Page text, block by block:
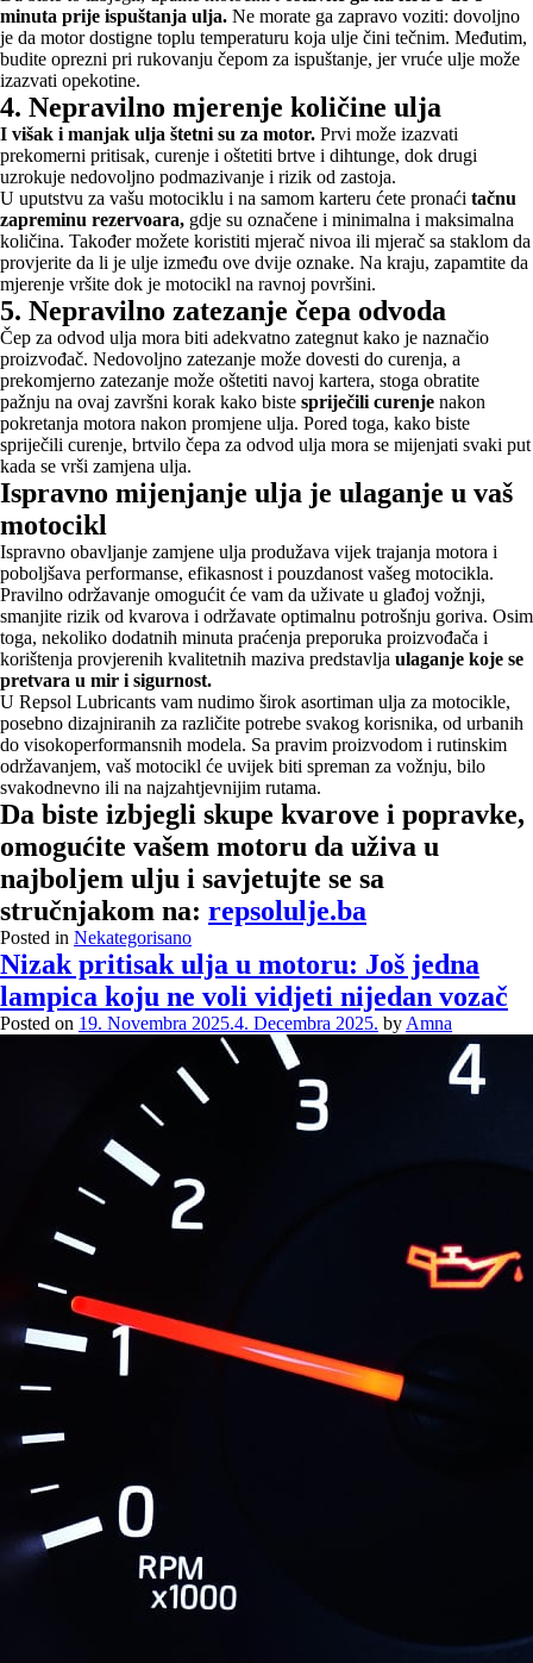
minuta prije ispuštanja ulja. Ne morate ga zapravo voziti: dovoljno
je da motor dostigne toplu temperaturu koja ulje čini tečnim. Međutim,
budite oprezni pri rukovanju čepom za ispuštanje, jer vruće ulje može
izazvati opekotine.
4. Nepravilno mjerenje količine ulja
I višak i manjak ulja štetni su za motor. Prvi može izazvati
prekomerni pritisak, curenje i oštetiti brtve i dihtunge, dok drugi
uzrokuje nedovoljno podmazivanje i rizik od zastoja.
U uputstvu za vašu motociklu i na samom karteru ćete pronaći tačnu
zapreminu rezervoara, gdje su označene i minimalna i maksimalna
količina. Također možete koristiti mjerač nivoa ili mjerač sa staklom da
provjerite da li je ulje između ove dvije oznake. Na kraju, zapamtite da
mjerenje vršite dok je motocikl na ravnoj površini.
5. Nepravilno zatezanje čepa odvoda
Čep za odvod ulja mora biti adekvatno zategnut kako je naznačio
proizvođač. Nedovoljno zatezanje može dovesti do curenja, a
prekomjerno zatezanje može oštetiti navoj kartera, stoga obratite
pažnju na ovaj završni korak kako biste spriječili curenje nakon
pokretanja motora nakon promjene ulja. Pored toga, kako biste
spriječili curenje, brtvilo čepa za odvod ulja mora se mijenjati svaki put
kada se vrši zamjena ulja.
Ispravno mijenjanje ulja je ulaganje u vaš
motocikl
Ispravno obavljanje zamjene ulja produžava vijek trajanja motora i
poboljšava performanse, efikasnost i pouzdanost vašeg motocikla.
Pravilno održavanje omogućit će vam da uživate u glađoj vožnji,
smanjite rizik od kvarova i održavate optimalnu potrošnju goriva. Osim
toga, nekoliko dodatnih minuta praćenja preporuka proizvođača i
korištenja provjerenih kvalitetnih maziva predstavlja ulaganje koje se
pretvara u mir i sigurnost.
U Repsol Lubricants vam nudimo širok asortiman ulja za motocikle,
posebno dizajniranih za različite potrebe svakog korisnika, od urbanih
do visokoperformansnih modela. Sa pravim proizvodom i rutinskim
održavanjem, vaš motocikl će uvijek biti spreman za vožnju, bilo
svakodnevno ili na najzahtjevnijim rutama.
Da biste izbjegli skupe kvarove i popravke,
omogućite vašem motoru da uživa u
najboljem ulju i savjetujte se sa
stručnjakom na: repsolulje.ba
Posted in Nekategorisano
Nizak pritisak ulja u motoru: Još jedna
lampica koju ne voli vidjeti nijedan vozač
Posted on 19. Novembra 2025.4. Decembra 2025. by Amna